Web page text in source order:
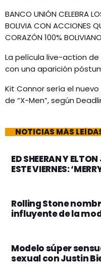
BANCO UNIÓN CELEBRA
BOLIVIA CON ACCIONES
CORAZÓN 100%
La película live-action de
con una aparición
Kit Connor sería el
de “X-Men”, según
NOTICIAS MÁS
ED SHEERAN Y
ESTE VIERNES:
Rolling Stone
influyente de la
Modelo súper
sexual con Justin